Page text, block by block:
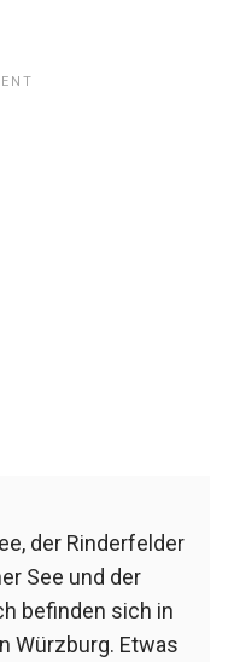
der Rinderfelder
See und der
befinden sich in
Würzburg. Etwas